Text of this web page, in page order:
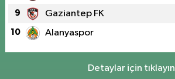
9 Gaziantep FK
10 Alanyaspor
Detaylar için tıklayın